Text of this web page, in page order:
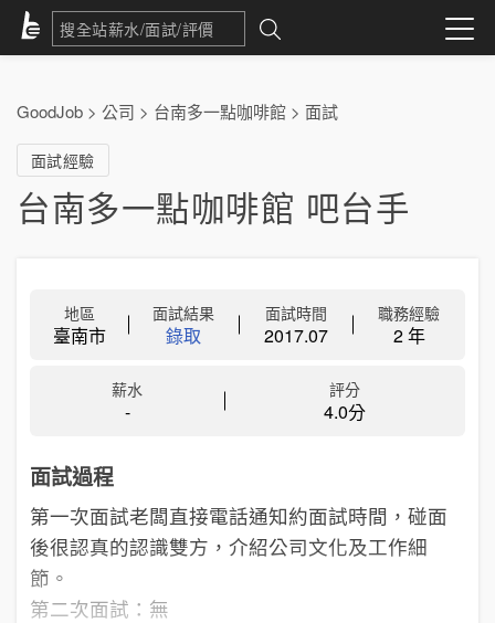
GoodJob > 公司 > 台南多一點咖啡館 > 面試
面試經驗
台南多一點咖啡館 吧台手
地區
臺南市
面試結果
錄取
面試時間
2017.07
職務經驗
2 年
薪水
-
評分
4.0分
面試過程
第一次面試老闆直接電話通知約面試時間，碰面
後很認真的認識雙方，介紹公司文化及工作細
節。
第二次面試：無